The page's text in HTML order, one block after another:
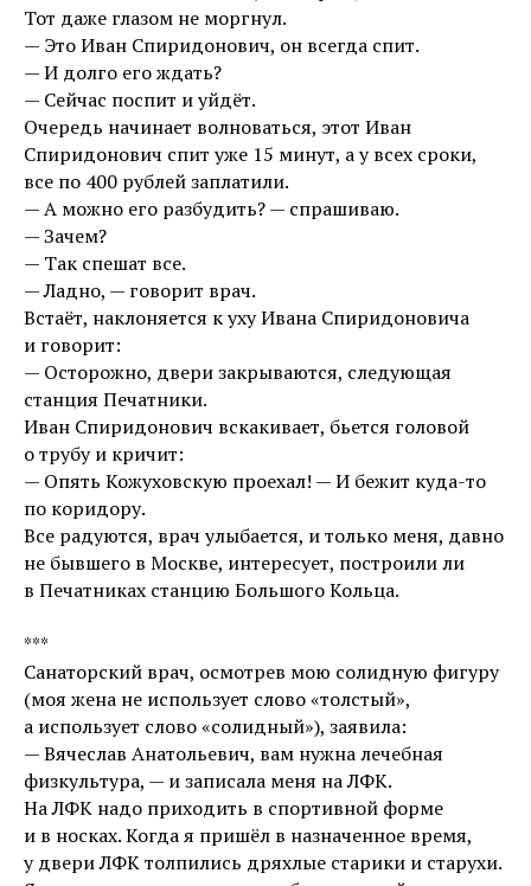
Тот даже глазом не моргнул.
— Это Иван Спиридонович, он всегда спит.
— И долго его ждать?
— Сейчас поспит и уйдёт.
Очередь начинает волноваться, этот Иван
Спиридонович спит уже 15 минут, а у всех сроки,
все по 400 рублей заплатили.
— А можно его разбудить? — спрашиваю.
— Зачем?
— Так спешат все.
— Ладно, — говорит врач.
Встаёт, наклоняется к уху Ивана Спиридоновича
и говорит:
— Осторожно, двери закрываются, следующая
станция Печатники.
Иван Спиридонович вскакивает, бьется головой
о трубу и кричит:
— Опять Кожуховскую проехал! — И бежит куда-то
по коридору.
Все радуются, врач улыбается, и только меня, давно
не бывшего в Москве, интересует, построили ли
в Печатниках станцию Большого Кольца.
***
Санаторский врач, осмотрев мою солидную фигуру
(моя жена не использует слово «толстый»,
а использует слово «солидный»), заявила:
— Вячеслав Анатольевич, вам нужна лечебная
физкультура, — и записала меня на ЛФК.
На ЛФК надо приходить в спортивной форме
и в носках. Когда я пришёл в назначенное время,
у двери ЛФК толпились дряхлые старики и старухи.